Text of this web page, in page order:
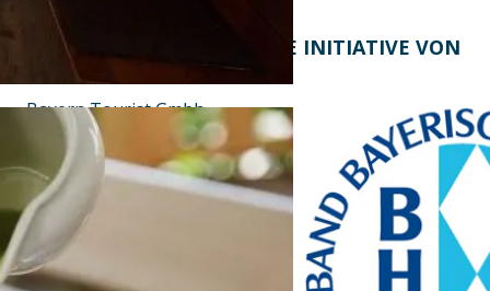
KONTAKT EINE INITIATIVE VON
Bayern Tourist Gmbh
(BTG)
Prinz-Ludwig-Palais
Türkenstraße 7
80333 München
Telefon: +49 89 28760-
117
Fax: +49 89 28760-121